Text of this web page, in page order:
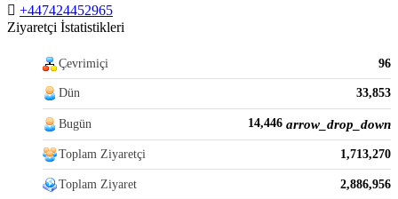
 +447424452965
Ziyaretçi İstatistikleri
Çevrimiçi 96
Dün 33,853
Bugün 14,446 arrow_drop_down
Toplam Ziyaretçi 1,713,270
Toplam Ziyaret 2,886,956